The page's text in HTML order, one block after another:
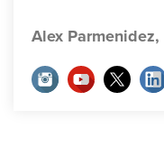
Alex Parmenidez,